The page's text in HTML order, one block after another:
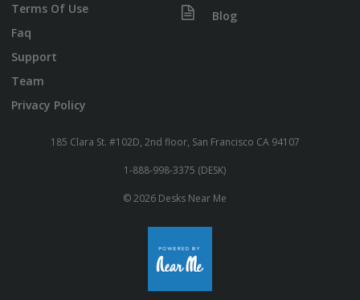
Terms Of Use
Faq
Support
Team
Privacy Policy
Blog
185 Clara St. #102D, 2nd floor, San Francisco CA 94107
1-888-998-3375 (DESK)
© 2026 Desks Near Me